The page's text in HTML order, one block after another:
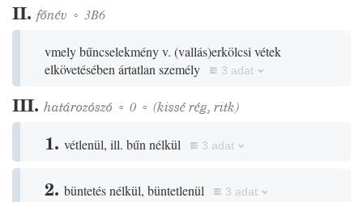
II. főnév ◦ 3B6
vmely bűncselekmény v. (vallás)erkölcsi vétek
elkövetésében ártatlan személy
3 adat
III. határozószó ◦ 0 ◦ (kissérég, ritk)
1. vétlenül, ill. bűn nélkül 3 adat
2. büntetés nélkül, büntetlenül 3 adat